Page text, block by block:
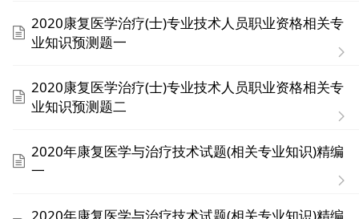
2020康复医学治疗(士)专业技术人员职业资格相关专
业知识预测题一
2020康复医学治疗(士)专业技术人员职业资格相关专
业知识预测题二
2020年康复医学与治疗技术试题(相关专业知识)精编
一